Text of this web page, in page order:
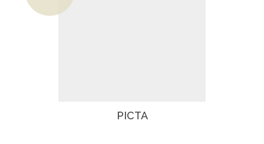
Le prix actuel est : 455€.
PICTA